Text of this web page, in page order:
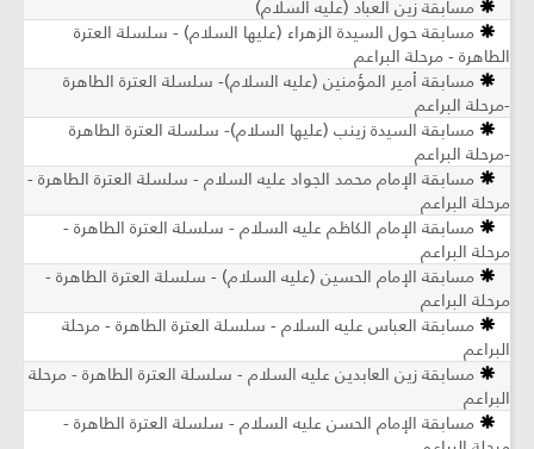
مسابقة زين العباد (عليه السلام)
مسابقة حول السيدة الزهراء (عليها السلام) - سلسلة العترة
الطاهرة - مرحلة البراعم
مسابقة أمير المؤمنين (عليه السلام)- سلسلة العترة الطاهرة
-مرحلة البراعم
مسابقة السيدة زينب (عليها السلام)- سلسلة العترة الطاهرة
-مرحلة البراعم
مسابقة الإمام محمد الجواد عليه السلام - سلسلة العترة الطاهرة -
مرحلة البراعم
مسابقة الإمام الكاظم عليه السلام - سلسلة العترة الطاهرة -
مرحلة البراعم
مسابقة الإمام الحسين (عليه السلام) - سلسلة العترة الطاهرة -
مرحلة البراعم
مسابقة العباس عليه السلام - سلسلة العترة الطاهرة - مرحلة
البراعم
مسابقة زين العابدين عليه السلام - سلسلة العترة الطاهرة - مرحلة
البراعم
مسابقة الإمام الحسن عليه السلام - سلسلة العترة الطاهرة -